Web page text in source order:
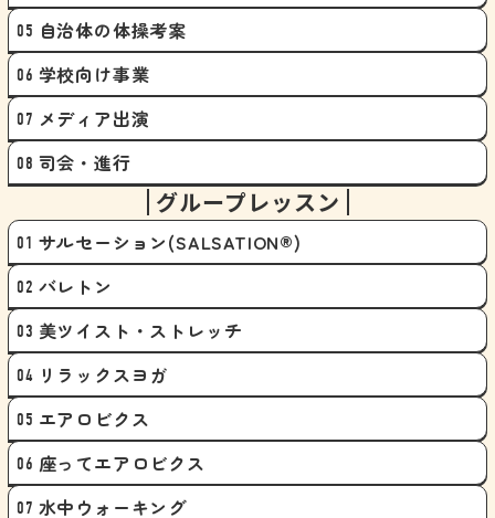
自治体の体操考案
学校向け事業
メディア出演
司会・進行
グループレッスン
サルセーション(SALSATION®)
バレトン
美ツイスト・ストレッチ
リラックスヨガ
エアロビクス
座ってエアロビクス
水中ウォーキング